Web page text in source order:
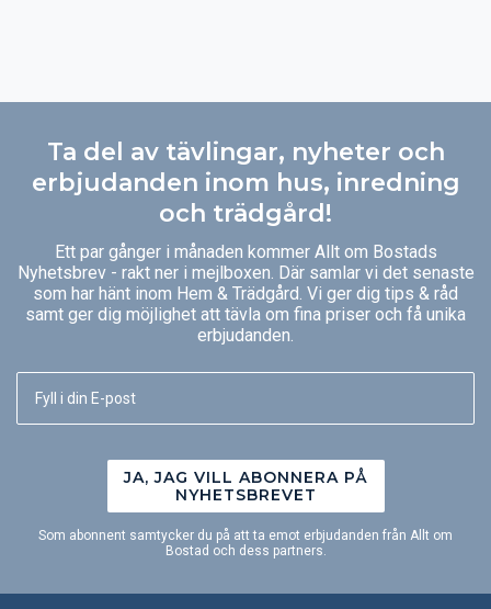
Ta del av tävlingar, nyheter och
erbjudanden inom hus, inredning
och trädgård!
Ett par gånger i månaden kommer Allt om Bostads
Nyhetsbrev - rakt ner i mejlboxen. Där samlar vi det senaste
som har hänt inom Hem & Trädgård. Vi ger dig tips & råd
samt ger dig möjlighet att tävla om fina priser och få unika
erbjudanden.
JA, JAG VILL ABONNERA PÅ
NYHETSBREVET
Som abonnent samtycker du på att ta emot erbjudanden från Allt om
Bostad och dess partners.